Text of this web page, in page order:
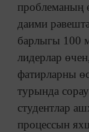
проблеманың
даими
барлыгы 100
лидерлар
фатирларны
турында
студентлар
процессын